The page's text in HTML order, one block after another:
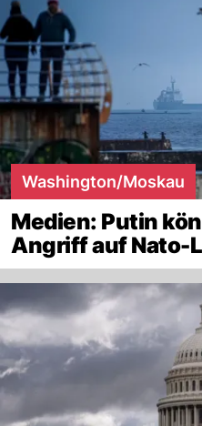
Washington/Moskau
Medien: Putin
Angriff auf Nato-